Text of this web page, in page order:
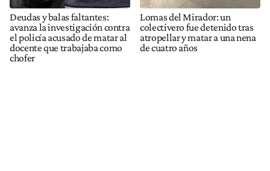
Deudas y balas faltantes:
avanza la investigación contra
el policía acusado de matar al
docente que trabajaba como
chofer
Lomas del Mirador: un
colectivero fue detenido tras
atropellar y matar a una nena
de cuatro años